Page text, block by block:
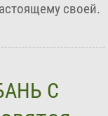
своей.
С